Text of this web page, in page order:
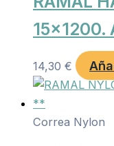
15×1200.
14,30 €
Correa Nylon